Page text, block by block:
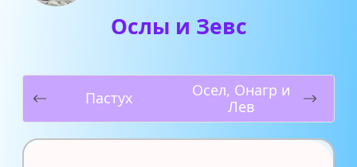
Ослы и Зевс
Пастух
Осел, Онагр и
Лев